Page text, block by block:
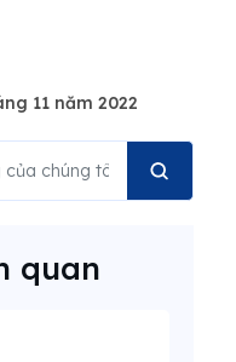
11 năm 2022
quan